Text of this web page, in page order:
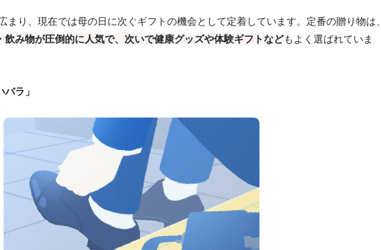
まり、現在では母の日に次ぐギフトの機会として定着しています。定番の贈り物は、
飲み物が圧倒的に人気で、次いで健康グッズや体験ギフトなどもよく選ばれていま
ラ」